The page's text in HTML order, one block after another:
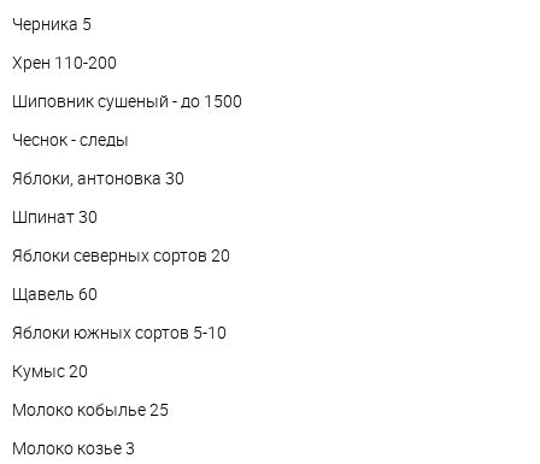
Черника 5
Хрен 110-200
Шиповник сушеный - до 1500
Чеснок - следы
Яблоки, антоновка 30
Шпинат 30
Яблоки северных сортов 20
Щавель 60
Яблоки южных сортов 5-10
Кумыс 20
Молоко кобылье 25
Молоко козье 3